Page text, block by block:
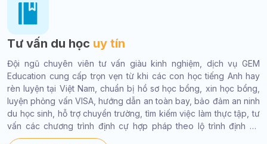
Tư vấn du học uy tín
Đội ngũ chuyên viên tư vấn giàu kinh nghiệm, dịch vụ GEM
Education cung cấp trọn vẹn từ khi các con học tiếng Anh hay
rèn luyện tại Việt Nam, chuẩn bị hồ sơ học bổng, xin học bổng,
luyện phỏng vấn VISA, hướng dẫn an toàn bay, bảo đảm an ninh
du học sinh, hỗ trợ chuyển trường, tìm kiếm việc làm thực tập, tư
vấn các chương trình định cự hợp pháp theo lộ trình định cư
dành cho diện chuyên gia với chi phí thấp.